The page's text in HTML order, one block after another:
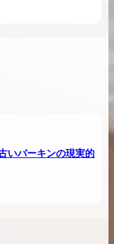
いバーキンの現実的